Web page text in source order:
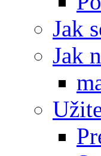
Jak
Jak